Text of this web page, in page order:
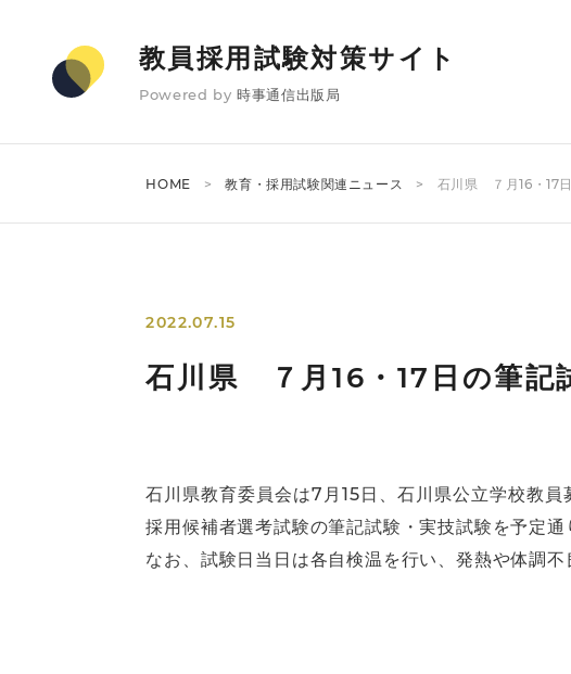
教員採用試験対策サイト
Powered by 時事通信出版局
HOME 教育・採用試験関連ニュース 石川県 ７月16・17
2022.07.15
石川県 ７月16・17日の筆記
石川県教育委員会は7月15日、石川県公立学校教
採用候補者選考試験の筆記試験・実技試験を予定通
なお、試験日当日は各自検温を行い、発熱や体調